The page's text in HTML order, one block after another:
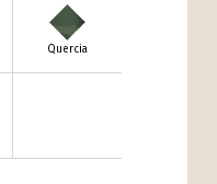
Quercia